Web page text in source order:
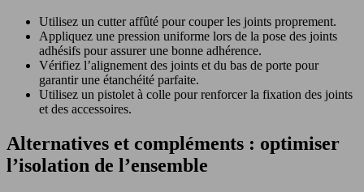
Utilisez un cutter affûté pour couper les joints proprement.
Appliquez une pression uniforme lors de la pose des joints
adhésifs pour assurer une bonne adhérence.
Vérifiez l’alignement des joints et du bas de porte pour
garantir une étanchéité parfaite.
Utilisez un pistolet à colle pour renforcer la fixation des joints
et des accessoires.
Alternatives et compléments : optimiser
l’isolation de l’ensemble